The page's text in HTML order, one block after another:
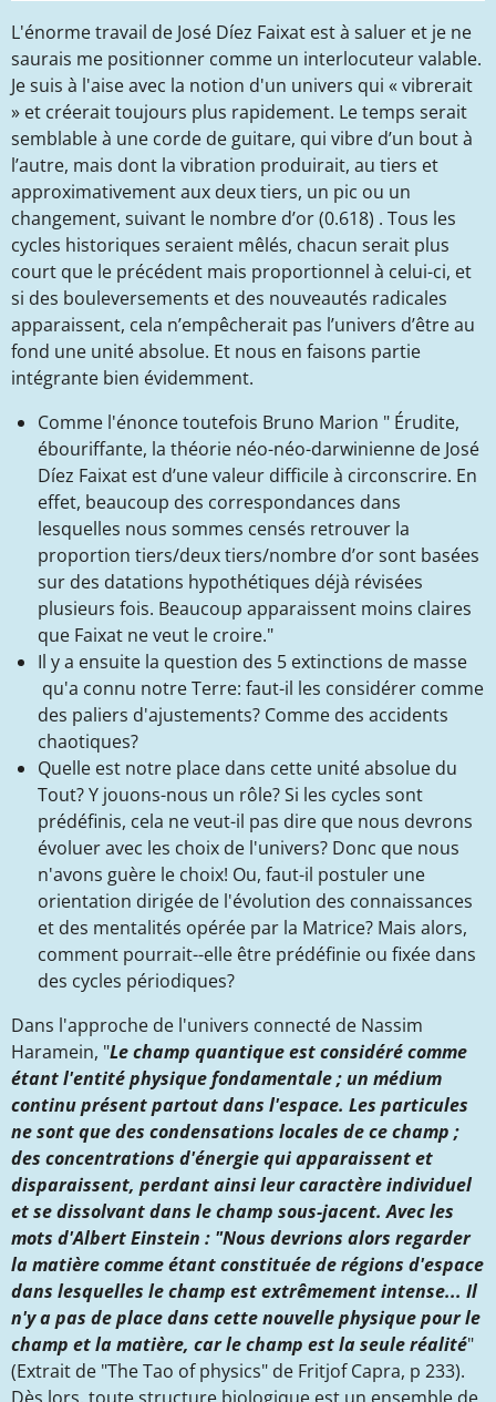
L'énorme travail de José Díez Faixat est à saluer et je ne
saurais me positionner comme un interlocuteur valable.
Je suis à l'aise avec la notion d'un univers qui « vibrerait
» et créerait toujours plus rapidement. Le temps serait
semblable à une corde de guitare, qui vibre d’un bout à
l’autre, mais dont la vibration produirait, au tiers et
approximativement aux deux tiers, un pic ou un
changement, suivant le nombre d’or (0.618) . Tous les
cycles historiques seraient mêlés, chacun serait plus
court que le précédent mais proportionnel à celui-ci, et
si des bouleversements et des nouveautés radicales
apparaissent, cela n’empêcherait pas l’univers d’être au
fond une unité absolue. Et nous en faisons partie
intégrante bien évidemment.
Comme l'énonce toutefois Bruno Marion " Érudite,
ébouriffante, la théorie néo-néo-darwinienne de José
Díez Faixat est d’une valeur difficile à circonscrire. En
effet, beaucoup des correspondances dans
lesquelles nous sommes censés retrouver la
proportion tiers/deux tiers/nombre d’or sont basées
sur des datations hypothétiques déjà révisées
plusieurs fois. Beaucoup apparaissent moins claires
que Faixat ne veut le croire."
Il y a ensuite la question des ​5 extinctions de masse​
qu'a connu notre Terre: faut-il les considérer comme
des paliers d'ajustements? Comme des accidents
chaotiques?
Quelle est notre place dans cette unité absolue du
Tout? Y jouons-nous un rôle? Si les cycles sont
prédéfinis, cela ne veut-il pas dire que nous devrons
évoluer avec les choix de l'univers? Donc que nous
n'avons guère le choix! Ou, faut-il postuler une
orientation dirigée de l'évolution des connaissances
et des mentalités opérée par la Matrice? Mais alors,
comment pourrait--elle être prédéfinie ou fixée dans
des cycles périodiques?
Dans l'approche de l'univers connecté de Nassim
Haramein, "Le champ quantique est considéré comme
étant l'entité physique fondamentale ; un médium
continu présent partout dans l'espace. Les particules
ne sont que des condensations locales de ce champ ;
des concentrations d'énergie qui apparaissent et
disparaissent, perdant ainsi leur caractère individuel
et se dissolvant dans le champ sous-jacent. Avec les
mots d'Albert Einstein : "Nous devrions alors regarder
la matière comme étant constituée de régions d'espace
dans lesquelles le champ est extrêmement intense... Il
n'y a pas de place dans cette nouvelle physique pour le
champ et la matière, car le champ est la seule réalité"
(Extrait de "The Tao of physics" de Fritjof Capra, p 233).